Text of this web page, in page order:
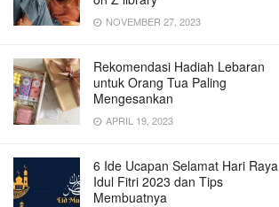
NOVEMBER 27, 2023
Rekomendasi Hadiah Lebaran
untuk Orang Tua Paling
Mengesankan
APRIL 19, 2023
6 Ide Ucapan Selamat Hari Raya
Idul Fitri 2023 dan Tips
Membuatnya